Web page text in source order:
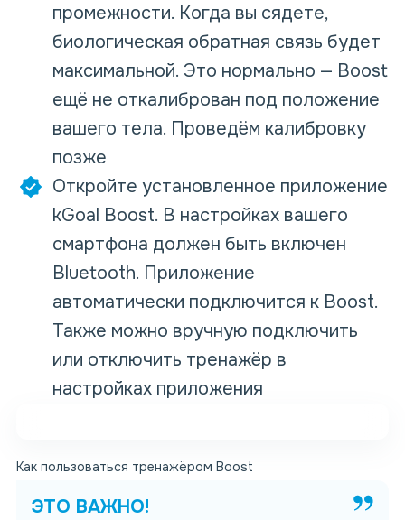
промежности. Когда вы сядете,
биологическая обратная связь будет
максимальной. Это нормально — Boost
ещё не откалиброван под положение
вашего тела. Проведём калибровку
позже
Откройте установленное приложение
kGoal Boost. В настройках вашего
смартфона должен быть включен
Bluetooth. Приложение
автоматически подключится к Boost.
Также можно вручную подключить
или отключить тренажёр в
настройках приложения
Как пользоваться тренажёром Boost
ЭТО ВАЖНО!